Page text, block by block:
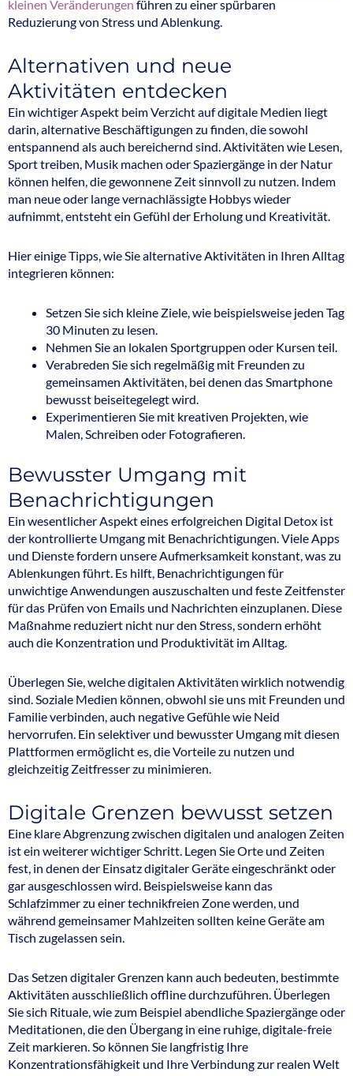
kleinen Veränderungen führen zu einer spürbaren
Reduzierung von Stress und Ablenkung.
Alternativen und neue
Aktivitäten entdecken
Ein wichtiger Aspekt beim Verzicht auf digitale Medien liegt
darin, alternative Beschäftigungen zu finden, die sowohl
entspannend als auch bereichernd sind. Aktivitäten wie Lesen,
Sport treiben, Musik machen oder Spaziergänge in der Natur
können helfen, die gewonnene Zeit sinnvoll zu nutzen. Indem
man neue oder lange vernachlässigte Hobbys wieder
aufnimmt, entsteht ein Gefühl der Erholung und Kreativität.
Hier einige Tipps, wie Sie alternative Aktivitäten in Ihren Alltag
integrieren können:
Setzen Sie sich kleine Ziele, wie beispielsweise jeden Tag
30 Minuten zu lesen.
Nehmen Sie an lokalen Sportgruppen oder Kursen teil.
Verabreden Sie sich regelmäßig mit Freunden zu
gemeinsamen Aktivitäten, bei denen das Smartphone
bewusst beiseitegelegt wird.
Experimentieren Sie mit kreativen Projekten, wie
Malen, Schreiben oder Fotografieren.
Bewusster Umgang mit
Benachrichtigungen
Ein wesentlicher Aspekt eines erfolgreichen Digital Detox ist
der kontrollierte Umgang mit Benachrichtigungen. Viele Apps
und Dienste fordern unsere Aufmerksamkeit konstant, was zu
Ablenkungen führt. Es hilft, Benachrichtigungen für
unwichtige Anwendungen auszuschalten und feste Zeitfenster
für das Prüfen von Emails und Nachrichten einzuplanen. Diese
Maßnahme reduziert nicht nur den Stress, sondern erhöht
auch die Konzentration und Produktivität im Alltag.
Überlegen Sie, welche digitalen Aktivitäten wirklich notwendig
sind. Soziale Medien können, obwohl sie uns mit Freunden und
Familie verbinden, auch negative Gefühle wie Neid
hervorrufen. Ein selektiver und bewusster Umgang mit diesen
Plattformen ermöglicht es, die Vorteile zu nutzen und
gleichzeitig Zeitfresser zu minimieren.
Digitale Grenzen bewusst setzen
Eine klare Abgrenzung zwischen digitalen und analogen Zeiten
ist ein weiterer wichtiger Schritt. Legen Sie Orte und Zeiten
fest, in denen der Einsatz digitaler Geräte eingeschränkt oder
gar ausgeschlossen wird. Beispielsweise kann das
Schlafzimmer zu einer technikfreien Zone werden, und
während gemeinsamer Mahlzeiten sollten keine Geräte am
Tisch zugelassen sein.
Das Setzen digitaler Grenzen kann auch bedeuten, bestimmte
Aktivitäten ausschließlich offline durchzuführen. Überlegen
Sie sich Rituale, wie zum Beispiel abendliche Spaziergänge oder
Meditationen, die den Übergang in eine ruhige, digitale-freie
Zeit markieren. So können Sie langfristig Ihre
Konzentrationsfähigkeit und Ihre Verbindung zur realen Welt